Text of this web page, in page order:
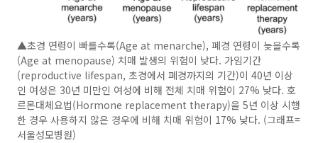
▲초경 연령이 빠를수록(Age at menarche), 폐경 연령이 늦을수록
(Age at menopause) 치매 발생의 위험이 낮다. 가임기간
(reproductive lifespan, 초경에서 폐경까지의 기간)이 40년 이상
인 여성은 30년 미만인 여성에 비해 전체 치매 위험이 27% 낮다. 호
르몬대체요법(Hormone replacement therapy)을 5년 이상 시행
한 경우 사용하지 않은 경우에 비해 치매 위험이 17% 낮다. (그래프=
서울성모병원)